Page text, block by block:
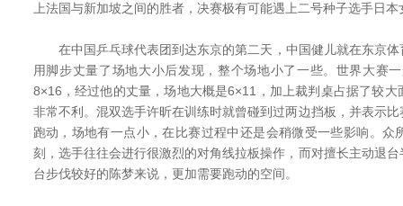
上法国与新加坡之间的胜者，决赛极有可能遇上二号种子选手日本
在中国乒乓球代表团到达东京的第二天，中国健儿就在东京体
用脚步丈量了场地大小后发现，整个场地小了一些。世界大赛
8×16，经过他的丈量，场地大概是6×11，加上裁判桌占据了较
非常不利。混双选手许昕在训练时就曾碰到过两边挡板，并表示
跑动，场地有一点小，在比赛过程中还是会稍微受一些影响。众
刻，选手往往会进行很激烈的对角线拉板操作，而对擅长主动退
台步伐较好的陈梦来说，更加需要跑动的空间。